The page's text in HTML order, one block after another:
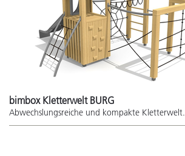
bimbox Kletterwelt BURG
Abwechslungsreiche und kompakte Kletterwelt.